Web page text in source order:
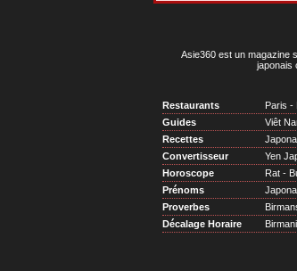
Asie360 est un magazine
japonais
Restaurants Paris -
Guides
Viêt
Recettes
Convertisseur
Yen
Horoscope
Rat -
Prénoms
Proverbes
Décalage Horaire